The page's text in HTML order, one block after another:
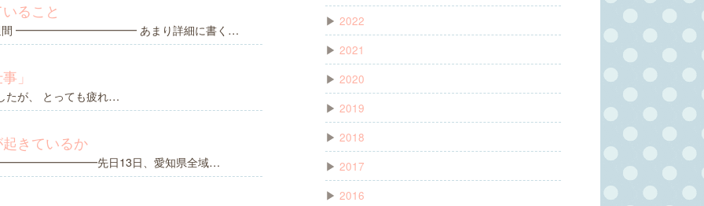
ること
━━━━━━━━━━━ あまり詳細に書く…
」
たが、 とっても疲れ…
きているか
先日13日、愛知県全域…
▶ 2022
▶ 2021
▶ 2020
▶ 2019
▶ 2018
▶ 2017
▶ 2016